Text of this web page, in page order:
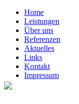
Home
Leistungen
Über uns
Referenzen
Aktuelles
Links
Kontakt
Impressum